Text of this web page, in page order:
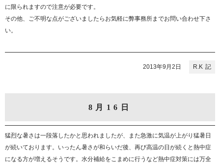
に限られますので注意が必要です。
その他、ご不明な点がございましたらお気軽に弊事務所までお問い合わせ下さ
い。
R.K
2013年9月2日
8月16日
猛烈な暑さは一段落したかと思われましたが、また急激に気温が上がり猛暑日
が続いております。いったん暑さが和らいだ後、再び高温の日が続くと熱中症
になる方が増えるそうです。水分補給をこまめに行うなど熱中症対策には万全